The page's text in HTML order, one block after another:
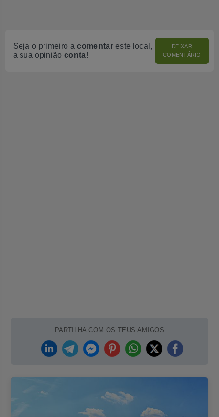
Seja o primeiro acomentareste local,
a sua opinião conta!
DEIXAR
COMENTÁRIO
PARTILHA COM OS TEUS AMIGOS